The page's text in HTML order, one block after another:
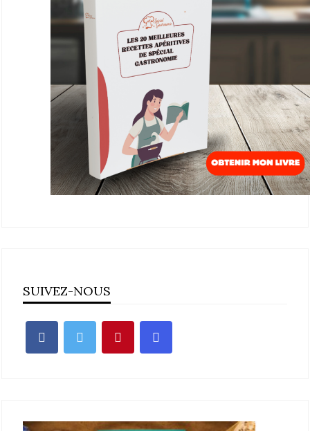
SUIVEZ-NOUS